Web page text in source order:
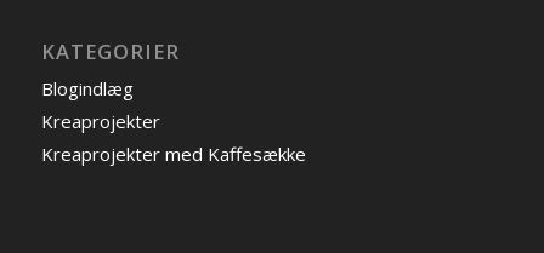
KATEGORIER
Blogindlæg
Kreaprojekter
Kreaprojekter med Kaffesække